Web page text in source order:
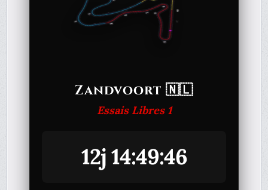
Zandvoort 🇳🇱
Essais Libres 1
12j 14:49:46